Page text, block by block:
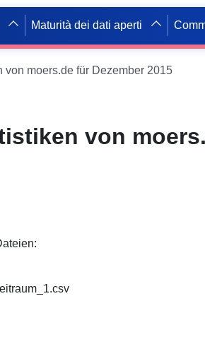
Maturità dei dati aperti
von moers.de für Dezember 2015
von